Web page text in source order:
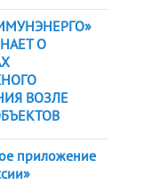
О
ВОЗЛЕ
приложение